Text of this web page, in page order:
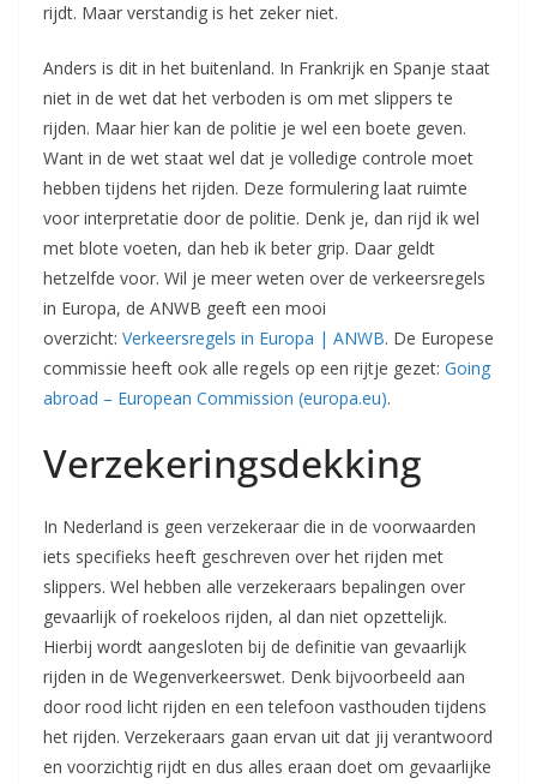
rijdt. Maar verstandig is het zeker niet.
Anders is dit in het buitenland. In Frankrijk en Spanje staat
niet in de wet dat het verboden is om met slippers te
rijden. Maar hier kan de politie je wel een boete geven.
Want in de wet staat wel dat je volledige controle moet
hebben tijdens het rijden. Deze formulering laat ruimte
voor interpretatie door de politie. Denk je, dan rijd ik wel
met blote voeten, dan heb ik beter grip. Daar geldt
hetzelfde voor. Wil je meer weten over de verkeersregels
in Europa, de ANWB geeft een mooi
overzicht: Verkeersregels in Europa | ANWB. De Europese
commissie heeft ook alle regels op een rijtje gezet: Going
abroad – European Commission (europa.eu).
Verzekeringsdekking
In Nederland is geen verzekeraar die in de voorwaarden
iets specifieks heeft geschreven over het rijden met
slippers. Wel hebben alle verzekeraars bepalingen over
gevaarlijk of roekeloos rijden, al dan niet opzettelijk.
Hierbij wordt aangesloten bij de definitie van gevaarlijk
rijden in de Wegenverkeerswet. Denk bijvoorbeeld aan
door rood licht rijden en een telefoon vasthouden tijdens
het rijden. Verzekeraars gaan ervan uit dat jij verantwoord
en voorzichtig rijdt en dus alles eraan doet om gevaarlijke